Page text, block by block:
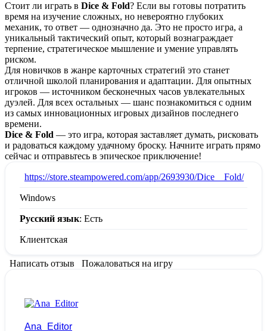
Стоит ли играть в Dice & Fold? Если вы готовы потратить
время на изучение сложных, но невероятно глубоких
механик, то ответ — однозначно да. Это не просто игра, а
уникальный тактический опыт, который вознаграждает
терпение, стратегическое мышление и умение управлять
риском.
Для новичков в жанре карточных стратегий это станет
отличной школой планирования и адаптации. Для опытных
игроков — источником бесконечных часов увлекательных
дуэлей. Для всех остальных — шанс познакомиться с одним
из самых инновационных игровых дизайнов последнего
времени.
Dice & Fold — это игра, которая заставляет думать, рисковать
и радоваться каждому удачному броску. Начните играть прямо
сейчас и отправьтесь в эпическое приключение!
https://store.steampowered.com/app/2693930/Dice__Fold/
Windows
Русский язык: Есть
Клиентская
Написать отзыв Пожаловаться на игру
Ana_Editor